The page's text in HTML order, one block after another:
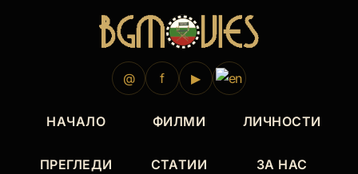
@ f ▶
НАЧАЛО ФИЛМИ ЛИЧНОСТИ
ПРЕГЛЕДИ СТАТИИ ЗА НАС